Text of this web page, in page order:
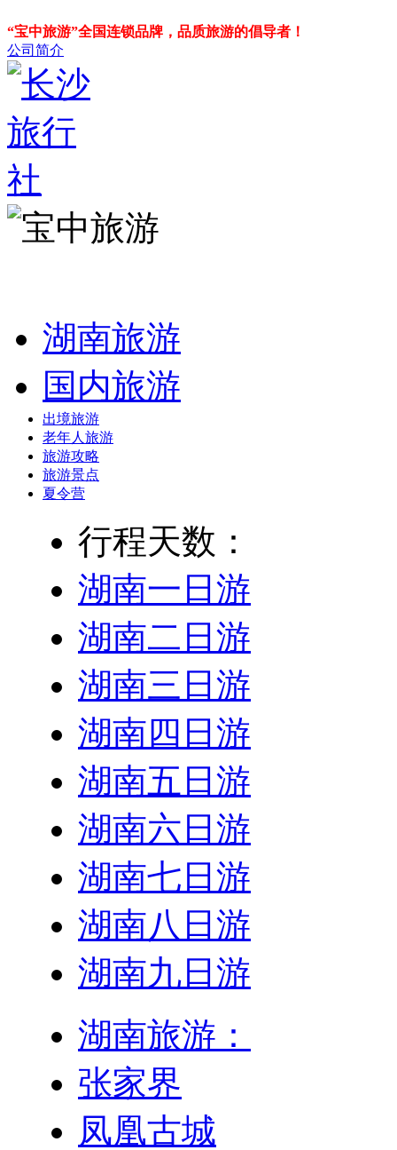
“宝中旅游”全国连锁品牌，品质旅游的倡导者！
公司简介
湖南旅游
国内旅游
出境旅游
老年人旅游
旅游攻略
旅游景点
夏令营
行程天数：
湖南一日游
湖南二日游
湖南三日游
湖南四日游
湖南五日游
湖南六日游
湖南七日游
湖南八日游
湖南九日游
湖南旅游：
张家界
凤凰古城